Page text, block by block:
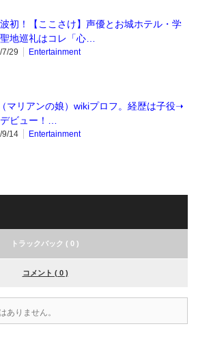
初！【ここさけ】声優とお城ホテル・学
地巡礼はコレ「心…
29 Entertainment
マリアンの娘）wikiプロフ。経歴は子役➝
ビュー！…
9/14 Entertainment
トラックバック ( 0 )
コメント ( 0 )
ありません。